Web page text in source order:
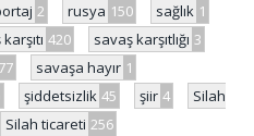
2 rusya 150 sağlık 1
420 savaş karşıtlığı 3
77 savaşa hayır 1
şiddetsizlik 45 şiir 4
Silah
Silah ticareti 256